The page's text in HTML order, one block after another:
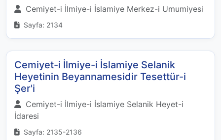
Cemiyet-i İlmiye-i İslamiye Merkez-i Umumiyesi
Sayfa: 2134
Cemiyet-i İlmiye-i İslamiye Selanik
Heyetinin Beyannamesidir Tesettür-i
Şer'i
Cemiyet-i İlmiye-i İslamiye Selanik Heyet-i
İdaresi
Sayfa: 2135-2136